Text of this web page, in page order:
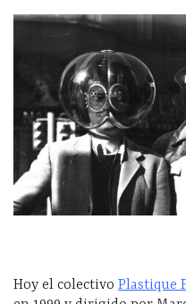
Hoy el colectivo Plastique